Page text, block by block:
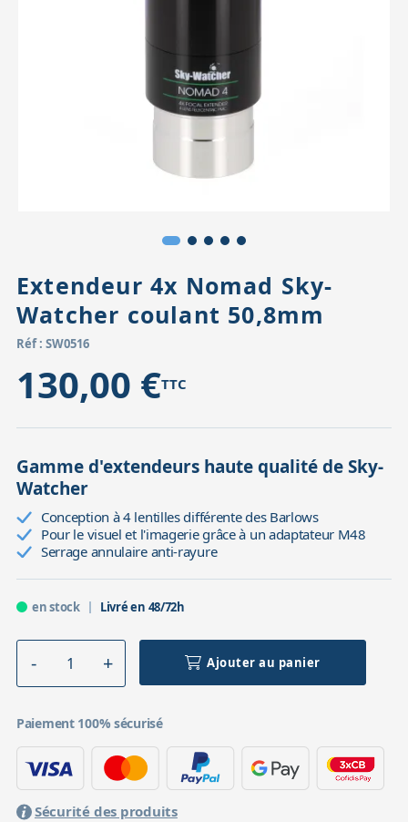
Extendeur 4x Nomad Sky-
Watcher coulant 50,8mm
Réf : SW0516
130,00 €TTC
Gamme d'extendeurs haute qualité de Sky-
Watcher
Conception à 4 lentilles différente des Barlows
Pour le visuel et l'imagerie grâce à un adaptateur M48
Serrage annulaire anti-rayure
en stock Livré en 48/72h
Ajouter au panier
Paiement 100% sécurisé
Sécurité des produits